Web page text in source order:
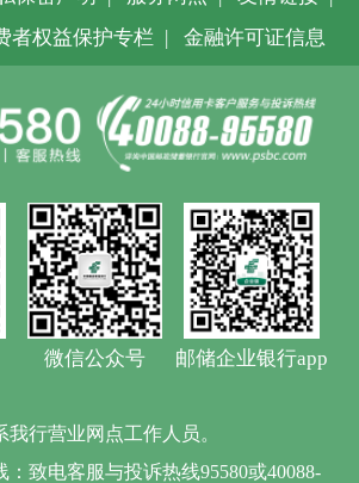
者权益保护专栏 金融许可证信息
微信公众号 邮储企业银行app
行营业网点工作人员。
：致电客服与投诉热线95580或40088-